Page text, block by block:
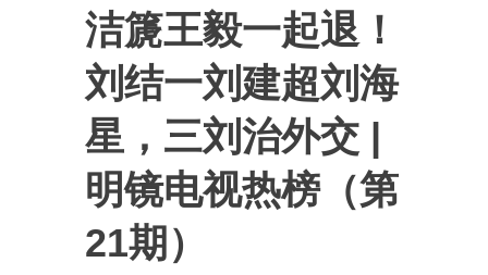
洁篪王毅一起退！
刘结一刘建超刘海
星，三刘治外交 |
明镜电视热榜（第
21期）